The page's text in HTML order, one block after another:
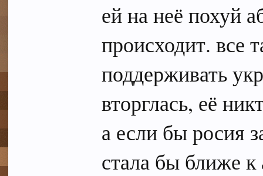
ей на неё похуй
происходит. все
поддерживать
вторглась, её
а если бы росия
стала бы ближе к